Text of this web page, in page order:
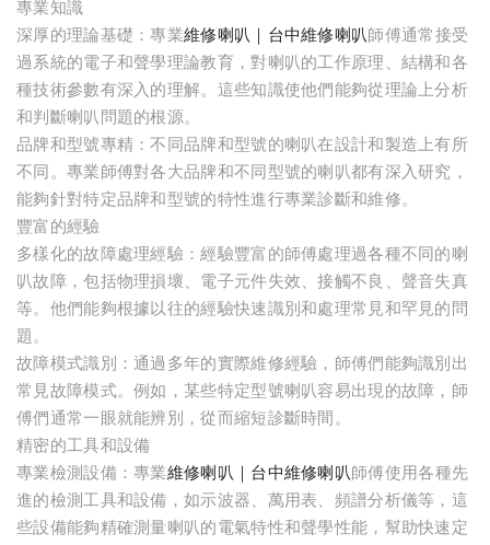
專業知識
深厚的理論基礎：專業維修喇叭｜台中維修喇叭師傅通常接受
過系統的電子和聲學理論教育，對喇叭的工作原理、結構和各
種技術參數有深入的理解。這些知識使他們能夠從理論上分析
和判斷喇叭問題的根源。
品牌和型號專精：不同品牌和型號的喇叭在設計和製造上有所
不同。專業師傅對各大品牌和不同型號的喇叭都有深入研究，
能夠針對特定品牌和型號的特性進行專業診斷和維修。
豐富的經驗
多樣化的故障處理經驗：經驗豐富的師傅處理過各種不同的喇
叭故障，包括物理損壞、電子元件失效、接觸不良、聲音失真
等。他們能夠根據以往的經驗快速識別和處理常見和罕見的問
題。
故障模式識別：通過多年的實際維修經驗，師傅們能夠識別出
常見故障模式。例如，某些特定型號喇叭容易出現的故障，師
傅們通常一眼就能辨別，從而縮短診斷時間。
精密的工具和設備
專業檢測設備：專業維修喇叭｜台中維修喇叭師傅使用各種先
進的檢測工具和設備，如示波器、萬用表、頻譜分析儀等，這
些設備能夠精確測量喇叭的電氣特性和聲學性能，幫助快速定